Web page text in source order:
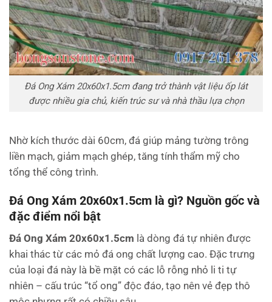
Đá Ong Xám 20x60x1.5cm đang trở thành vật liệu ốp lát
được nhiều gia chủ, kiến trúc sư và nhà thầu lựa chọn
Nhờ kích thước dài 60cm, đá giúp mảng tường trông
liền mạch, giảm mạch ghép, tăng tính thẩm mỹ cho
tổng thể công trình.
Đá Ong Xám 20x60x1.5cm là gì? Nguồn gốc và
đặc điểm nổi bật
Đá Ong Xám 20x60x1.5cm là dòng đá tự nhiên được
khai thác từ các mỏ đá ong chất lượng cao. Đặc trưng
của loại đá này là bề mặt có các lỗ rỗng nhỏ li ti tự
nhiên – cấu trúc “tổ ong” độc đáo, tạo nên vẻ đẹp thô